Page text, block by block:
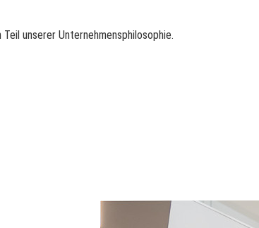
unserer Unternehmensphilosophie.